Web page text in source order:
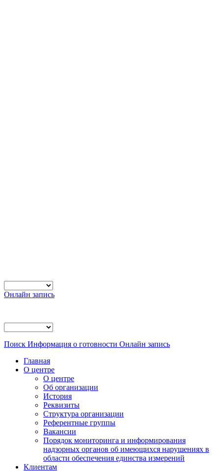
Онлайн запись
Поиск Информация о готовности Онлайн запись
Главная
О центре
О центре
Об организации
История
Реквизиты
Структура организации
Референтные группы
Вакансии
Порядок мониторинга и информирования
надзорных органов об имеющихся нарушениях в
области обеспечения единства измерений
Клиентам